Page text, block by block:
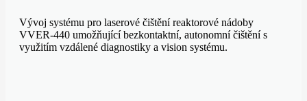
Vývoj systému pro laserové čištění reaktorové nádoby
VVER-440 umožňující bezkontaktní, autonomní čištění s
využitím vzdálené diagnostiky a vision systému.